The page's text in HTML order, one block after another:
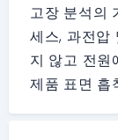
고장 분석의
세스, 과전압
지 않고 전원
제품 표면 흡